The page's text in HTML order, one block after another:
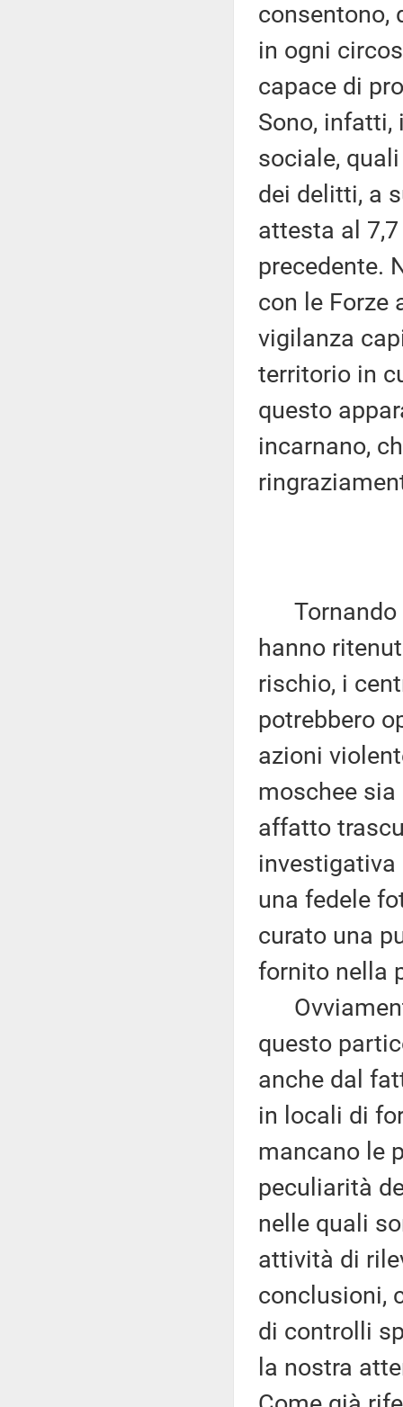
consentono,
in ogni
capace di
Sono,
sociale,
dei delitti, a
attesta al
precedente.
con le Forze
vigilanza
territorio in
questo
incarnano,
Tornando
hanno
rischio, i
potrebbero
azioni
moschee
affatto
investigativa
una fedele
curato una
fornito nella
questo
anche dal
in locali di
mancano le
peculiarità
nelle quali
attività di
conclusioni,
di controlli
la nostra